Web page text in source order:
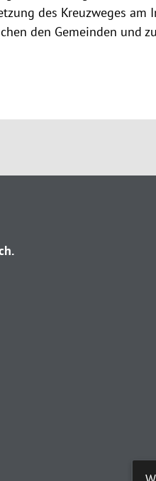
des Kreuzweges
den Gemeinden und